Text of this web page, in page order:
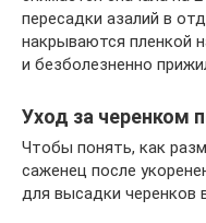
пересадки азалий в
накрываются пленкой
и безболезненно
Уход за черенком
Чтобы понять, как
саженец после
для высадки черенков